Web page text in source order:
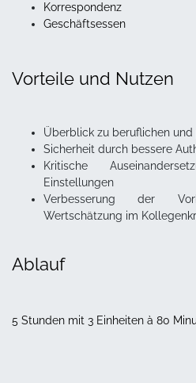
Korrespondenz
Geschäftsessen
Vorteile und Nutzen
Überblick zu beruflichen
Sicherheit durch bessere
Kritische
Einstellungen
Verbesserung der
Wertschätzung im
Ablauf
5 Stunden mit 3 Einheiten à 80